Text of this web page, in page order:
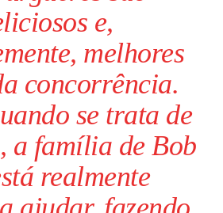
e,
melhores
concorrência.
se trata de
a família de Bob
realmente